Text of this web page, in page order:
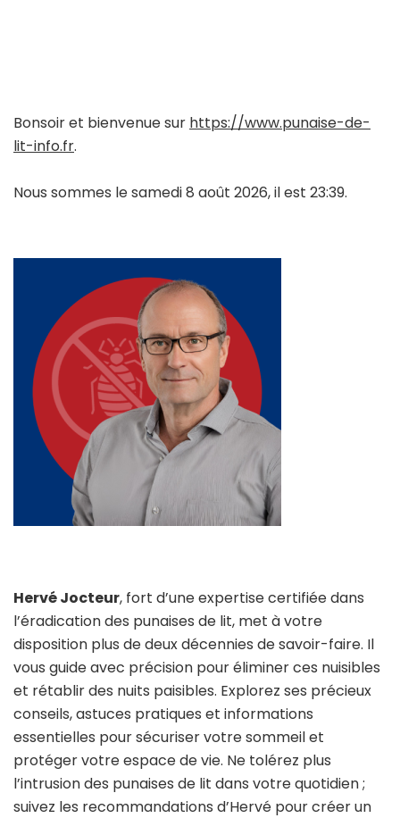
Bonsoir et bienvenue sur https://www.punaise-de-
lit-info.fr.
Nous sommes le samedi 8 août 2026, il est 23:39.
Hervé Jocteur, fort d’une expertise certifiée dans
l’éradication des punaises de lit, met à votre
disposition plus de deux décennies de savoir-faire. Il
vous guide avec précision pour éliminer ces nuisibles
et rétablir des nuits paisibles. Explorez ses précieux
conseils, astuces pratiques et informations
essentielles pour sécuriser votre sommeil et
protéger votre espace de vie. Ne tolérez plus
l’intrusion des punaises de lit dans votre quotidien ;
suivez les recommandations d’Hervé pour créer un